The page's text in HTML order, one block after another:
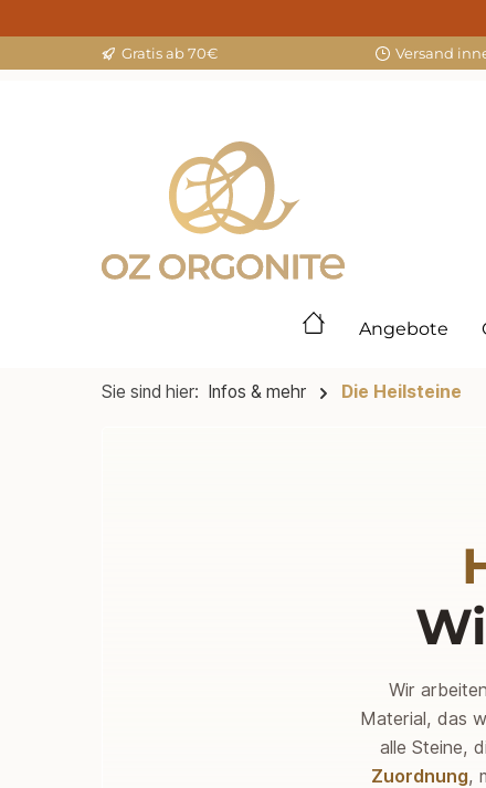
Gratis ab 70€ Versand
Angebote
Sie sind hier: Infos & mehr Die Heilsteine
Wir
Material, das
alle Steine,
Zuordnung,